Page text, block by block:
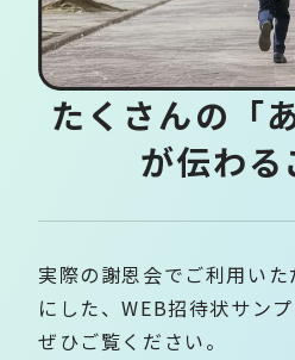
たくさんの「
が伝わる
実際の謝恩会でご利用い
にした、WEB招待状サンプ
ぜひご覧ください。